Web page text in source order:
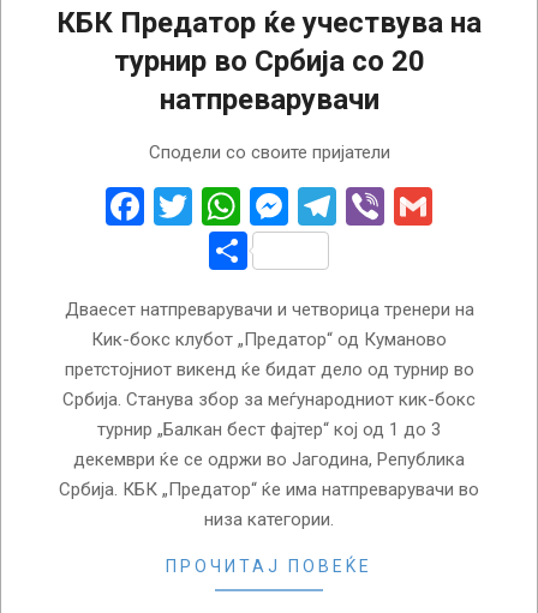
КБК Предатор ќе учествува на
турнир во Србија со 20
натпреварувачи
Сподели со своите пријатели
Facebook
Twitter
WhatsApp
Messenger
Telegram
Viber
Share
Дваесет натпреварувачи и четворица тренери на
Кик-бокс клубот „Предатор“ од Куманово
претстојниот викенд ќе бидат дело од турнир во
Србија. Станува збор за меѓународниот кик-бокс
турнир „Балкан бест фајтер“ кој од 1 до 3
декември ќе се одржи во Јагодина, Република
Србија. КБК „Предатор“ ќе има натпреварувачи во
низа категории.
ПРОЧИТАЈ ПОВЕЌЕ